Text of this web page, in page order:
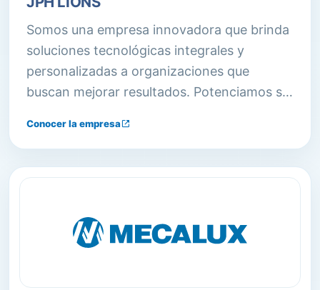
Somos una empresa innovadora que brinda
soluciones tecnológicas integrales y
personalizadas a organizaciones que
buscan mejorar resultados. Potenciamos su
servicios para aumentar la competitividad.
Conocer la empresa